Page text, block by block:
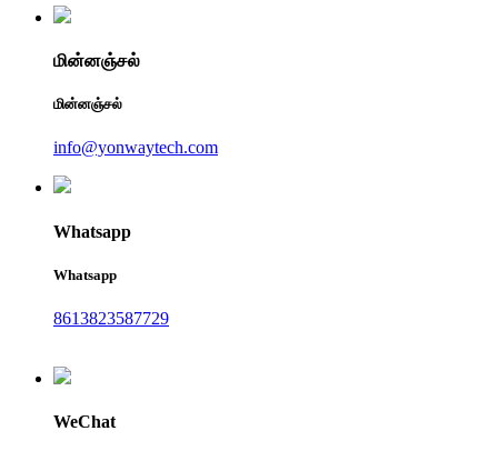
மின்னஞ்சல்
மின்னஞ்சல்
info@yonwaytech.com
Whatsapp
Whatsapp
8613823587729
WeChat